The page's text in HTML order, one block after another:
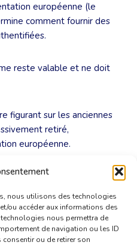
nous utilisons des technologies
ou accéder aux informations des
nous permettra de
de navigation ou les ID
consentir ou de retirer son
européenne (le
comment fournir des
reste valable et ne doit
figurant sur les anciennes
retiré,
européenne.
par la modification du
les certificats de signature
délivrées avant le